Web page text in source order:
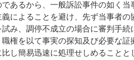
であるから、一般訴訟事件の如く
義によることを避け、先ず当事者の
試み、調停不成立の場合に審判手
職権を以て事実の探知及び必要な
比し簡易迅速に処理せしめることと